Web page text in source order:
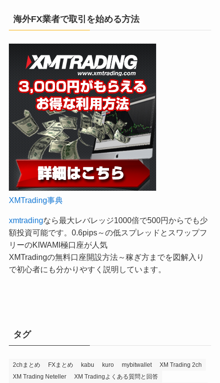
海外FX業者で取引を始める方法
XMTrading事典
xmtradingなら最大レバレッジ1000倍で500円からでも少
額投資可能です。0.6pips～の低スプレッドとスワップフ
リーのKIWAMI極口座が人気
XMTradingの無料口座開設方法～稼ぎ方までを図解入り
で初心者にも分かりやすく説明しています。
タグ
2chまとめ FXまとめ kabu kuro mybitwallet
XM Trading 2ch
XM Trading Neteller
XM Tradingよくある質問と回答